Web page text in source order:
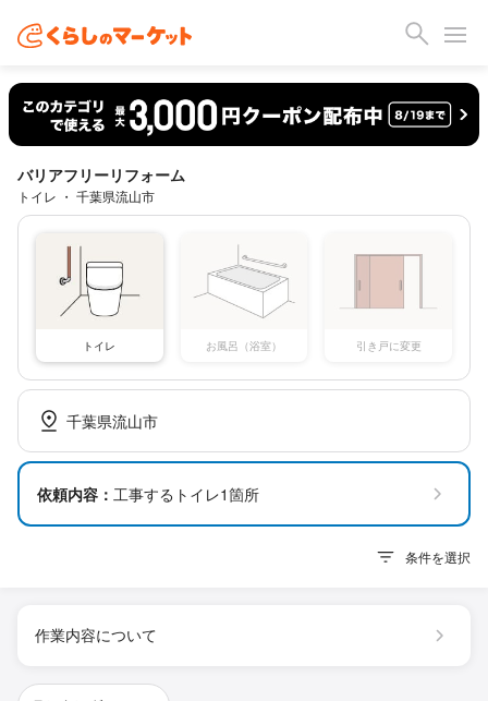
バリアフリーリフォーム
トイレ ・ 千葉県流山市
トイレ お風呂（浴室） 引き戸に変更
千葉県流山市
依頼内容： 工事するトイレ1箇所
条件を選択
作業内容について